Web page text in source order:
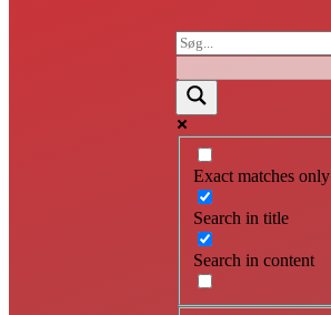
Exact matches only
Search in title
Search in content